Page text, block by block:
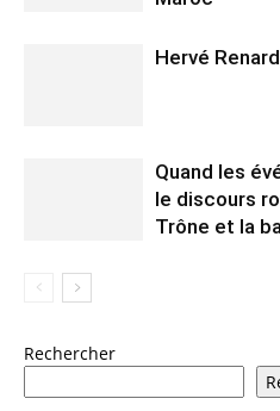
Hervé
Quand les
le discours
Trône et la
Rechercher